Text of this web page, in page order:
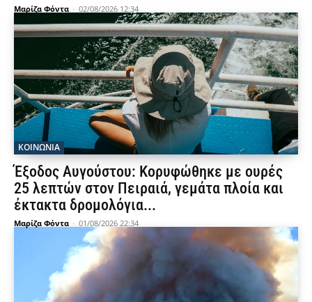
Μαρίζα Φόντα - 02/08/2026 12:34
ΚΟΙΝΩΝΙΑ
Έξοδος Αυγούστου: Κορυφώθηκε με ουρές
25 λεπτών στον Πειραιά, γεμάτα πλοία και
έκτακτα δρομολόγια...
Μαρίζα Φόντα - 01/08/2026 22:34